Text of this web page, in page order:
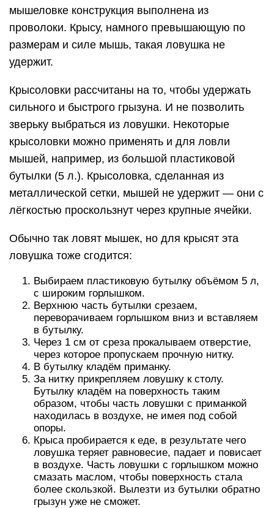
мышеловке конструкция выполнена из
проволоки. Крысу, намного превышающую по
размерам и силе мышь, такая ловушка не
удержит.
Крысоловки рассчитаны на то, чтобы удержать
сильного и быстрого грызуна. И не позволить
зверьку выбраться из ловушки. Некоторые
крысоловки можно применять и для ловли
мышей, например, из большой пластиковой
бутылки (5 л.). Крысоловка, сделанная из
металлической сетки, мышей не удержит — они с
лёгкостью проскользнут через крупные ячейки.
Обычно так ловят мышек, но для крысят эта
ловушка тоже сгодится:
Выбираем пластиковую бутылку объёмом 5 л,
с широким горлышком.
Верхнюю часть бутылки срезаем,
переворачиваем горлышком вниз и вставляем
в бутылку.
Через 1 см от среза прокалываем отверстие,
через которое пропускаем прочную нитку.
В бутылку кладём приманку.
За нитку прикрепляем ловушку к столу.
Бутылку кладём на поверхность таким
образом, чтобы часть ловушки с приманкой
находилась в воздухе, не имея под собой
опоры.
Крыса пробирается к еде, в результате чего
ловушка теряет равновесие, падает и повисает
в воздухе. Часть ловушки с горлышком можно
смазать маслом, чтобы поверхность стала
более скользкой. Вылезти из бутылки обратно
грызун уже не сможет.